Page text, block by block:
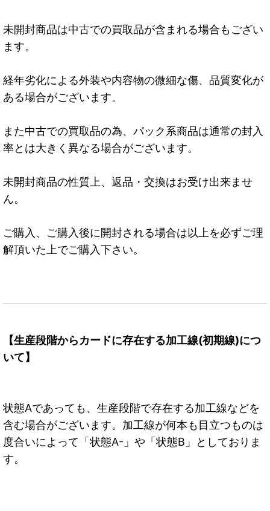
未開封商品は中古での買取品が含まれる場合もござい
ます。
経年劣化による外装や内容物の微細な傷、品質変化が
ある場合がございます。
また中古での買取品の為、パック系商品は通常の封入
率とは大きく異なる場合がございます。
未開封商品の性質上、返品・交換はお受け出来ませ
ん。
ご購入、ご購入後に開封される場合は以上を必ずご理
解頂いた上でご購入下さい。
【生産段階からカードに存在する加工線(初期線)につ
いて】
状態Aであっても、生産段階で存在する加工線などを
含む場合がございます。加工線が何本も目立つものは
度合いによって「状態A-」や「状態B」としておりま
す。